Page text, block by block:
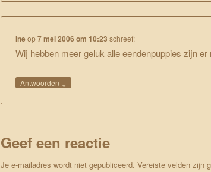
Ineop7 mei 2006 om 10:23 schreef:
Wij hebben meer geluk alle eendenpuppies zijn er
Antwoorden ↓
Geef een reactie
Je e-mailadres wordt niet gepubliceerd. Vereiste velden zijn